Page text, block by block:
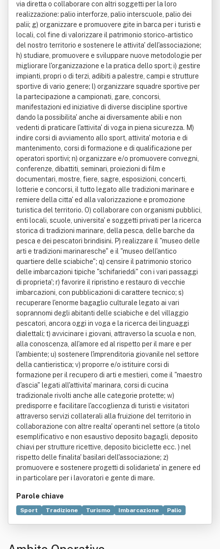
via diretta o collaborare con altri soggetti per la loro
realizzazione: palio interforze, palio interscuole, palio dei
palii; g) organizzare e promuovere gite in barca per i turisti e
locali, col fine di valorizzare il patrimonio storico-artistico
del nostro territorio e sostenere le attivita' dell'associazione;
h) studiare, promuovere e sviluppare nuove metodologie per
migliorare l'organizzazione e la pratica dello sport; i) gestire
impianti, propri o di terzi, adibiti a palestre, campi e strutture
sportive di vario genere; l) organizzare squadre sportive per
la partecipazione a campionati, gare, concorsi,
manifestazioni ed iniziative di diverse discipline sportive
dando la possibilita' anche ai diversamente abili e non
vedenti di praticare l'attivita' di voga in piena sicurezza. M)
indire corsi di avviamento allo sport, attivita' motoria e di
mantenimento, corsi di formazione e di qualificazione per
operatori sportivi; n) organizzare e/o promuovere convegni,
conferenze, dibattiti, seminari, proiezioni di film e
documentari, mostre, fiere, sagre, esposizioni, concerti,
lotterie e concorsi, il tutto legato alle tradizioni marinare e
remiere della citta' ed alla valorizzazione e promozione
turistica del territorio. O) collaborare con organismi pubblici,
enti locali, scuole, universita' e soggetti privati per la ricerca
storica di tradizioni marinare, della pesca, delle barche da
pesca e dei pescatori brindisini. P) realizzare il "museo delle
arti e tradizioni marinaresche" e il "museo dell'antico
quartiere delle sciabiche"; q) censire il patrimonio storico
delle imbarcazioni tipiche "schifarieddi" con i vari passaggi
di proprieta'; r) favorire il ripristino e restauro di vecchie
imbarcazioni, con pubblicazioni di carattere tecnico; s)
recuperare l'enorme bagaglio culturale legato ai vari
soprannomi degli abitanti delle sciabiche e del villaggio
pescatori, ancora oggi in voga e la ricerca dei linguaggi
dialettali; t) avvicinare i giovani, attraverso la scuola e non,
alla conoscenza, all'amore ed al rispetto per il mare e per
l'ambiente; u) sostenere l'imprenditoria giovanile nel settore
della cantieristica; v) proporre e/o istituire corsi di
formazione per il recupero di arti e mestieri, come il "maestro
d'ascia" legati all'attivita' marinara, corsi di cucina
tradizionale rivolti anche alle categorie protette; w)
predisporre e facilitare l'accoglienza di turisti e visitatori
attraverso servizi collaterali alla fruizione del territorio in
collaborazione con altre realta' operanti nel settore (a titolo
esemplificativo e non esaustivo deposito bagagli, deposito
chiavi per strutture ricettive, deposito biciclette ecc. ) nel
rispetto delle finalita' basilari dell'associazione; z)
promuovere e sostenere progetti di solidarieta' in genere ed
in particolare per i lavoratori e gente di mare.
Parole chiave
Sport Tradizione Turismo Imbarcazione
Palio
Storiografia
Territorio